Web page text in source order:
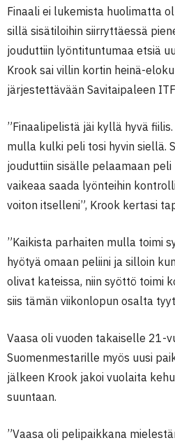
Finaali ei lukemista huolimatta
sillä sisätiloihin siirryttäessä
jouduttiin lyöntituntumaa etsiä
Krook sai villin kortin heinä-
järjestettävään Savitaipaleen
”Finaalipelistä jäi kyllä hyvä
mulla kulki peli tosi hyvin siellä.
jouduttiin sisälle pelaamaan peli
vaikeaa saada lyönteihin
voiton itselleni”, Krook kertasi
”Kaikista parhaiten mulla toimi
hyötyä omaan peliini ja silloin
olivat kateissa, niin syöttö toimi
siis tämän viikonlopun osalta
Vaasa oli vuoden takaiselle 21-
Suomenmestarille myös uusi
jälkeen Krook jakoi vuolaita
suuntaan.
”Vaasa oli pelipaikkana